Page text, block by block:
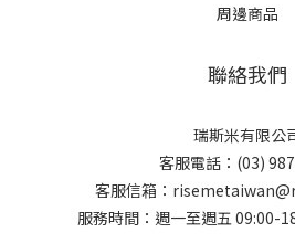
周邊商品
聯絡我們
瑞斯米有限公
客服電話：(03)
客服信箱：
服務時間：週一至週五 09:00-